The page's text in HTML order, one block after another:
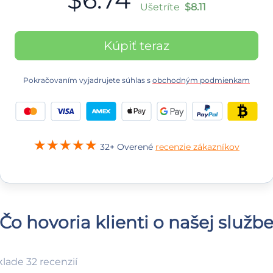
Ušetríte $8.11
Kúpiť teraz
Pokračovaním vyjadrujete súhlas s obchodným podmienkam
32+ Overené recenzie zákazníkov
Čo hovoria klienti o našej službe
32 recenzií